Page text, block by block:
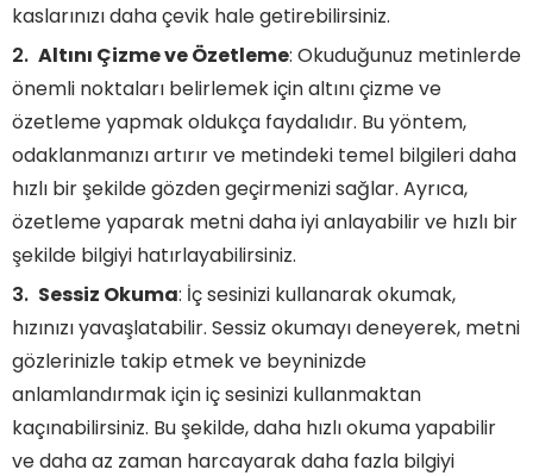
kaslarınızı daha çevik hale getirebilirsiniz.
Altını Çizme ve Özetleme: Okuduğunuz metinlerde
önemli noktaları belirlemek için altını çizme ve
özetleme yapmak oldukça faydalıdır. Bu yöntem,
odaklanmanızı artırır ve metindeki temel bilgileri daha
hızlı bir şekilde gözden geçirmenizi sağlar. Ayrıca,
özetleme yaparak metni daha iyi anlayabilir ve hızlı bir
şekilde bilgiyi hatırlayabilirsiniz.
Sessiz Okuma: İç sesinizi kullanarak okumak,
hızınızı yavaşlatabilir. Sessiz okumayı deneyerek, metni
gözlerinizle takip etmek ve beyninizde
anlamlandırmak için iç sesinizi kullanmaktan
kaçınabilirsiniz. Bu şekilde, daha hızlı okuma yapabilir
ve daha az zaman harcayarak daha fazla bilgiyi